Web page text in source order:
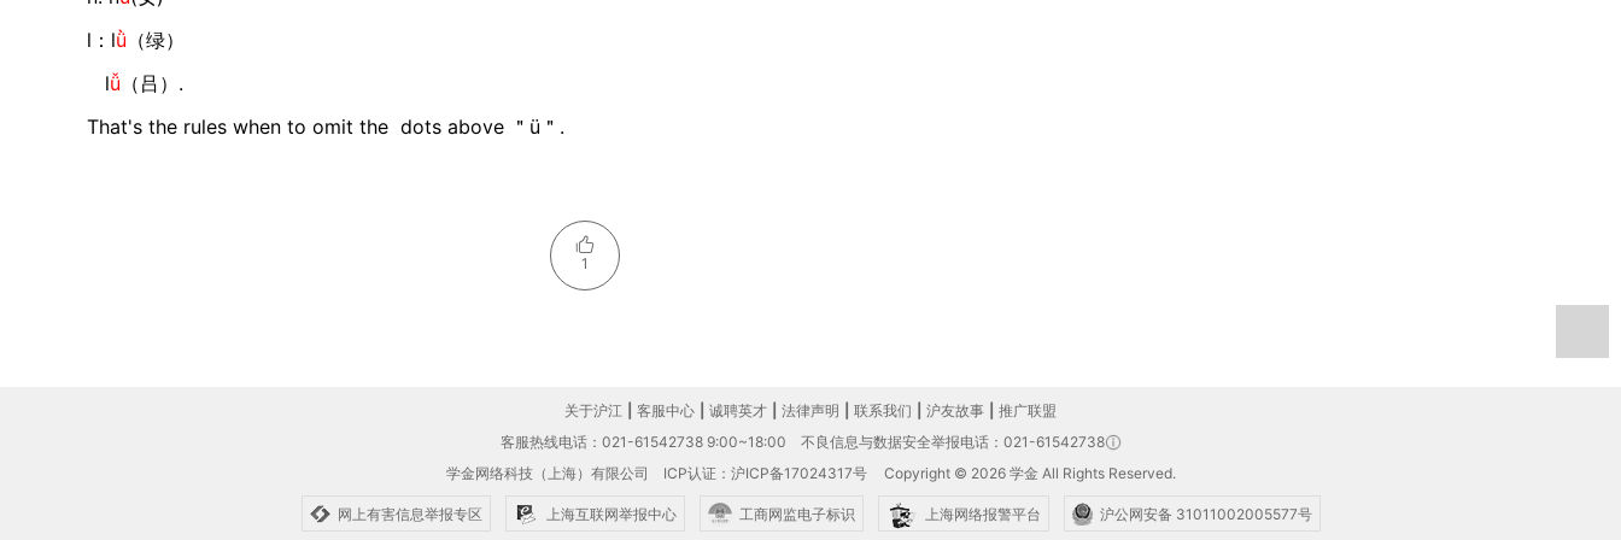
l：lǜ （绿）
lǚ （吕）.
That's the rules when to omit the dots above ＂ü＂.
1
关于沪江 客服中心 诚聘英才 法律声明 联系我们 沪友故事
推广联盟
客服热线电话：021-61542738 9:00~18:00
不良信息与数据安全举报电话：021-61542738
学金网络科技（上海）有限公司 ICP认证：沪ICP备17024317号 Copyright © 2026 学金 All Rights Reserved.
网上有害信息举报专区 上海互联网举报中心 工商网监电子标识 上海网络报警平台 沪公网安备 31011002005577号